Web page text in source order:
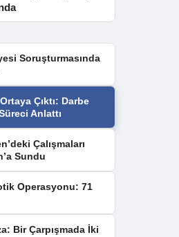
Soruşturmasında
Çıktı: Darbe
Anlattı
Çalışmaları
Sundu
Operasyonu: 71
Bir Çarpışmada İki